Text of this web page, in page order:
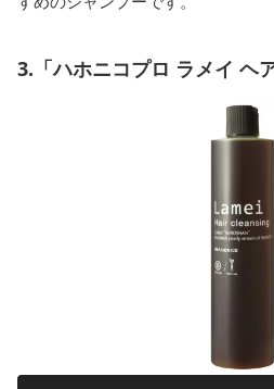
3.「ハホニコプロ ラメイ ヘ